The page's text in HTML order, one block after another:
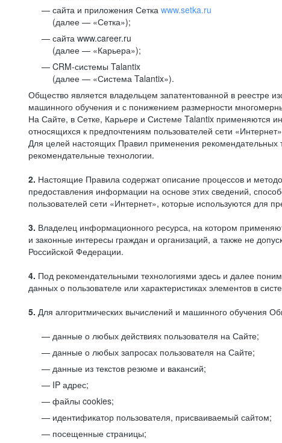
сайта и приложения Сетка www.setka.ru
(далее — «Сетка»);
сайта www.career.ru
(далее — «Карьера»);
CRM-системы Talantix
(далее — «Система Talantix»).
Общество является владельцем запатентованной в реестре
машинного обучения и с понижением размерности
На Сайте, в Сетке, Карьере и Системе Talantix применяются
относящихся к предпочтениям пользователей сети
Для целей настоящих Правил применения
рекомендательные технологии.
2. Настоящие Правила содержат описание процессов и
предоставления информации на основе этих сведений,
пользователей сети «Интернет», которые используются для
3. Владелец информационного ресурса, на котором
и законные интересы граждан и организаций, а также не
Российской Федерации.
4. Под рекомендательными технологиями здесь и далее
данных о пользователе или характеристиках элементов в
5. Для алгоритмических вычислений и машинного обучения
данные о любых действиях пользователя на Сайте;
данные о любых запросах пользователя на Сайте;
данные из текстов резюме и вакансий;
IP адрес;
файлы cookies;
идентификатор пользователя, присваиваемый сайтом;
посещенные страницы;